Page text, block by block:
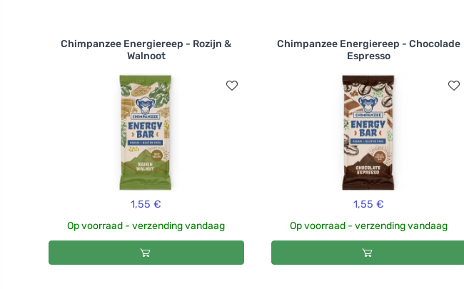
Chimpanzee Energiereep - Rozijn &
Walnoot
1,55 €
Op voorraad - verzending vandaag
Chimpanzee Energiereep - Chocolade
Espresso
1,55 €
Op voorraad - verzending vandaag